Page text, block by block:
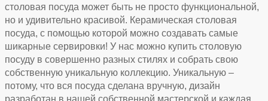
столовая посуда может быть не просто функциональной,
но и удивительно красивой. Керамическая столовая
посуда, с помощью которой можно создавать самые
шикарные сервировки! У нас можно купить столовую
посуду в совершенно разных стилях и собрать свою
собственную уникальную коллекцию. Уникальную –
потому, что вся посуда сделана вручную, дизайн